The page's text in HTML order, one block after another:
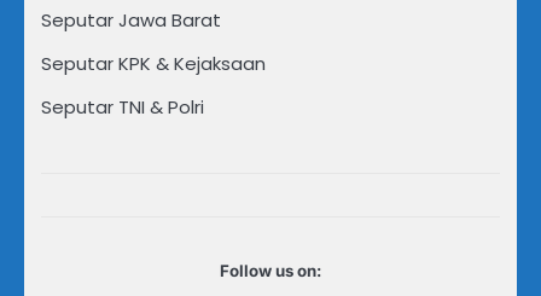
Seputar Jawa Barat
Seputar KPK & Kejaksaan
Seputar TNI & Polri
Follow us on: